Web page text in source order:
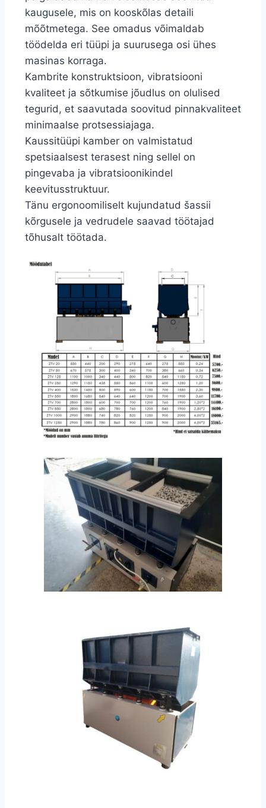
kaugusele, mis on kooskõlas detaili
mõõtmetega. See omadus võimaldab
töödelda eri tüüpi ja suurusega osi ühes
masinas korraga.
Kambrite konstruktsioon, vibratsiooni
kvaliteet ja sõtkumise jõudlus on olulised
tegurid, et saavutada soovitud pinnakvaliteet
minimaalse protsessiajaga.
Kaussitüüpi kamber on valmistatud
spetsiaalsest terasest ning sellel on
pingevaba ja vibratsioonikindel
keevitusstruktuur.
Tänu ergonoomiliselt kujundatud šassii
kõrgusele ja vedrudele saavad töötajad
tõhusalt töötada.